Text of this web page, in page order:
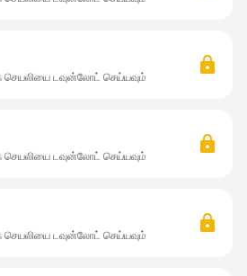
டவுன்லோட் செய்யவும்
டவுன்லோட் செய்யவும்
டவுன்லோட் செய்யவும்